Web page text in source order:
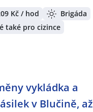
Kč / hod
Brigáda
také pro cizince
vykládka a
v Blučině, až